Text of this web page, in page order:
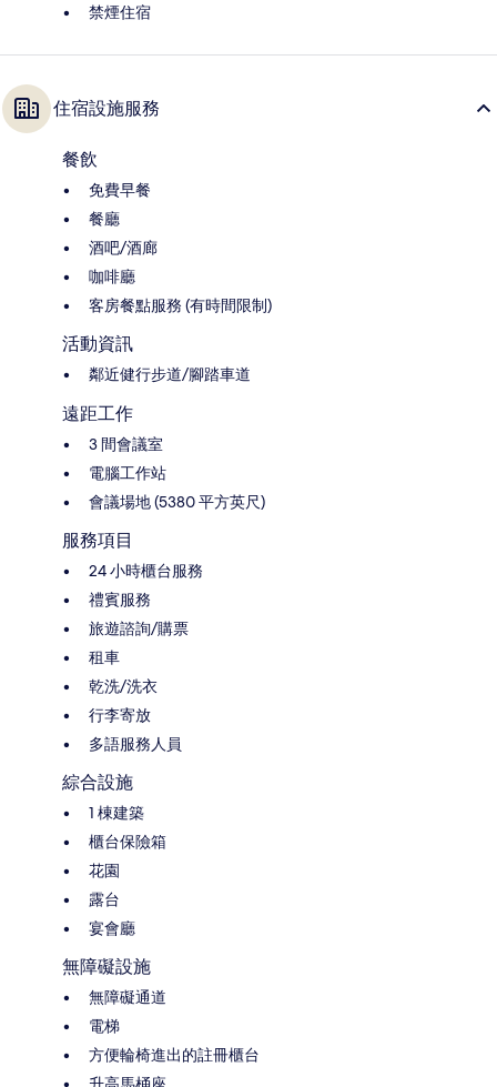
禁煙住宿
住宿設施服務
餐飲
免費早餐
餐廳
酒吧/酒廊
咖啡廳
客房餐點服務 (有時間限制)
活動資訊
鄰近健行步道/腳踏車道
遠距工作
3 間會議室
電腦工作站
會議場地 (5380 平方英尺)
服務項目
24 小時櫃台服務
禮賓服務
旅遊諮詢/購票
租車
乾洗/洗衣
行李寄放
多語服務人員
綜合設施
1 棟建築
櫃台保險箱
花園
露台
宴會廳
無障礙設施
無障礙通道
電梯
方便輪椅進出的註冊櫃台